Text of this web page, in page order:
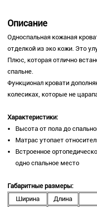
Описание
Односпальная кожаная
отделкой из эко кожи. Это
Плюс, которая отлично
спальне.
Функционал кровати
колесиках, которые не
Характеристики:
Высота от пола до
Матрас утопает
Встроенное
одно спальное место
Габаритные размеры:
Ширина
Длина